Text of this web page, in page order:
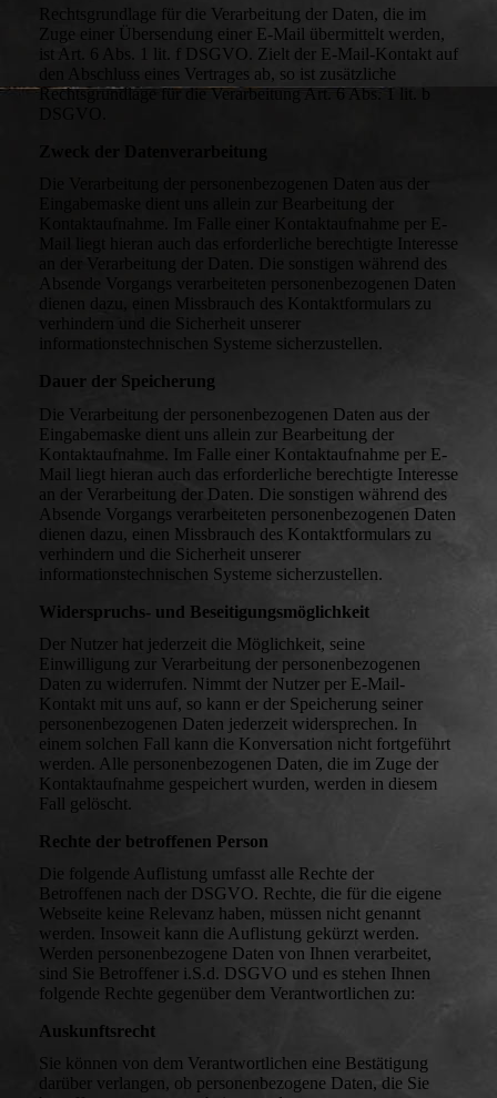
Rechtsgrundlage für die Verarbeitung der Daten, die im
Zuge einer Übersendung einer E-Mail übermittelt werden,
ist Art. 6 Abs. 1 lit. f DSGVO. Zielt der E-Mail-Kontakt auf
den Abschluss eines Vertrages ab, so ist zusätzliche
Rechtsgrundlage für die Verarbeitung Art. 6 Abs. 1 lit. b
Zweck der Datenverarbeitung
Die Verarbeitung der personenbezogenen Daten aus der
Eingabemaske dient uns allein zur Bearbeitung der
Kontaktaufnahme. Im Falle einer Kontaktaufnahme per E-
Mail liegt hieran auch das erforderliche berechtigte Interesse
an der Verarbeitung der Daten. Die sonstigen während des
Absende Vorgangs verarbeiteten personenbezogenen Daten
dienen dazu, einen Missbrauch des Kontaktformulars zu
verhindern und die Sicherheit unserer
informationstechnischen Systeme sicherzustellen.
Dauer der Speicherung
Die Verarbeitung der personenbezogenen Daten aus der
Eingabemaske dient uns allein zur Bearbeitung der
Kontaktaufnahme. Im Falle einer Kontaktaufnahme per E-
Mail liegt hieran auch das erforderliche berechtigte Interesse
an der Verarbeitung der Daten. Die sonstigen während des
Absende Vorgangs verarbeiteten personenbezogenen Daten
dienen dazu, einen Missbrauch des Kontaktformulars zu
verhindern und die Sicherheit unserer
informationstechnischen Systeme sicherzustellen.
Widerspruchs- und Beseitigungsmöglichkeit
Der Nutzer hat jederzeit die Möglichkeit, seine
Einwilligung zur Verarbeitung der personenbezogenen
Daten zu widerrufen. Nimmt der Nutzer per E-Mail-
Kontakt mit uns auf, so kann er der Speicherung seiner
personenbezogenen Daten jederzeit widersprechen. In
einem solchen Fall kann die Konversation nicht fortgeführt
werden. Alle personenbezogenen Daten, die im Zuge der
Kontaktaufnahme gespeichert wurden, werden in diesem
Fall gelöscht.
Rechte der betroffenen Person
Die folgende Auflistung umfasst alle Rechte der
Betroffenen nach der DSGVO. Rechte, die für die eigene
Webseite keine Relevanz haben, müssen nicht genannt
werden. Insoweit kann die Auflistung gekürzt werden.
Werden personenbezogene Daten von Ihnen verarbeitet,
sind Sie Betroffener i.S.d. DSGVO und es stehen Ihnen
folgende Rechte gegenüber dem Verantwortlichen zu:
Auskunftsrecht
Sie können von dem Verantwortlichen eine Bestätigung
darüber verlangen, ob personenbezogene Daten, die Sie